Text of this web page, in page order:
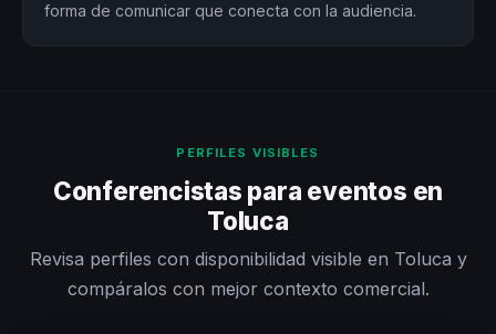
forma de comunicar que conecta con la audiencia.
PERFILES VISIBLES
Conferencistas para eventos en
Toluca
Revisa perfiles con disponibilidad visible en Toluca y
compáralos con mejor contexto comercial.